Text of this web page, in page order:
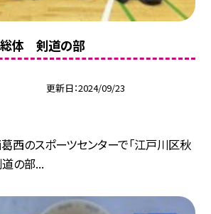
体 剣道の部
更新日 2024/09/23
葛西のスポーツセンターで「江戸川区秋
の部...